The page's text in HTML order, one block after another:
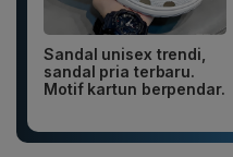
Sandal unisex trendi,
sandal pria terbaru.
Motif kartun berpendar.